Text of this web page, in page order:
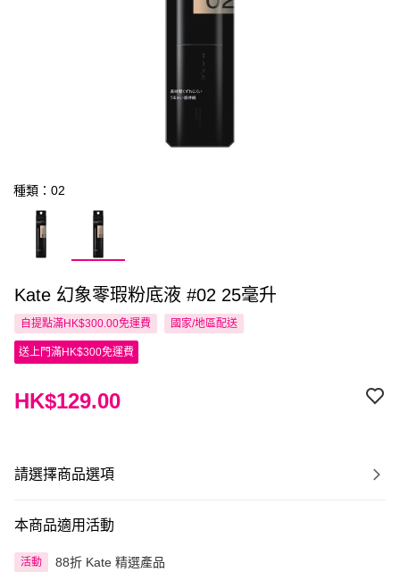
種類：02
Kate 幻象零瑕粉底液 #02 25毫升
自提點滿HK$300.00免運費 國家/地區配送
送上門滿HK$300免運費
HK$129.00
請選擇商品選項
本商品適用活動
活動 88折 Kate 精選產品